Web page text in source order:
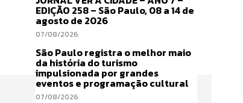
EDIÇÃO 258 – São Paulo, 08 a 14 de
agosto de 2026
07/08/2026
São Paulo registra o melhor maio
da história do turismo
impulsionada por grandes
eventos e programação cultural
07/08/2026